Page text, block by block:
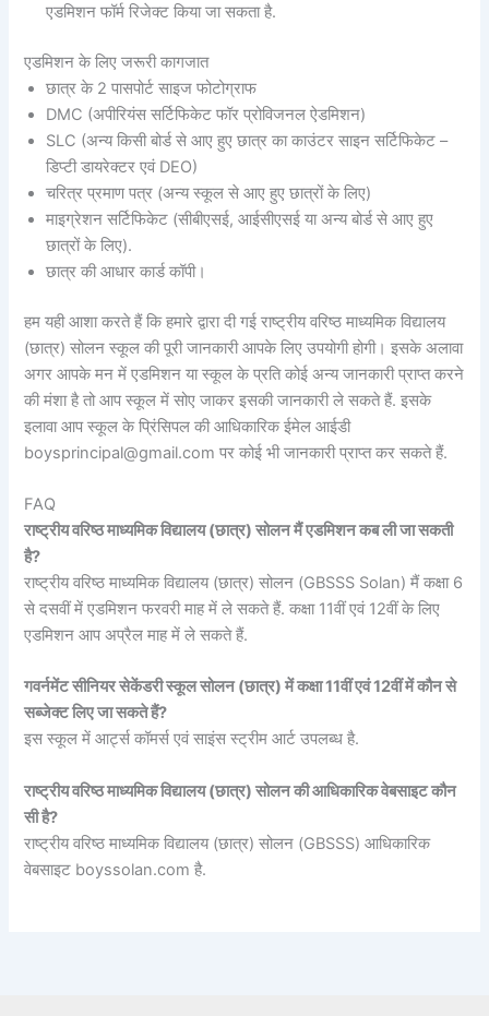
एडमिशन फॉर्म रिजेक्ट किया जा सकता है.
एडमिशन के लिए जरूरी कागजात
छात्र के 2 पासपोर्ट साइज फोटोग्राफ
DMC (अपीरियंस सर्टिफिकेट फॉर प्रोविजनल ऐडमिशन)
SLC (अन्य किसी बोर्ड से आए हुए छात्र का काउंटर साइन सर्टिफिकेट –
डिप्टी डायरेक्टर एवं DEO)
चरित्र प्रमाण पत्र (अन्य स्कूल से आए हुए छात्रों के लिए)
माइग्रेशन सर्टिफिकेट (सीबीएसई, आईसीएसई या अन्य बोर्ड से आए हुए
छात्रों के लिए).
छात्र की आधार कार्ड कॉपी।
हम यही आशा करते हैं कि हमारे द्वारा दी गई राष्ट्रीय वरिष्ठ माध्यमिक विद्यालय
(छात्र) सोलन स्कूल की पूरी जानकारी आपके लिए उपयोगी होगी। इसके अलावा
अगर आपके मन में एडमिशन या स्कूल के प्रति कोई अन्य जानकारी प्राप्त करने
की मंशा है तो आप स्कूल में सोए जाकर इसकी जानकारी ले सकते हैं. इसके
इलावा आप स्कूल के प्रिंसिपल की आधिकारिक ईमेल आईडी
boysprincipal@gmail.com पर कोई भी जानकारी प्राप्त कर सकते हैं.
FAQ
राष्ट्रीय वरिष्ठ माध्यमिक विद्यालय (छात्र) सोलन मैं एडमिशन कब ली जा सकती
है?
राष्ट्रीय वरिष्ठ माध्यमिक विद्यालय (छात्र) सोलन (GBSSS Solan) मैं कक्षा 6
से दसवीं में एडमिशन फरवरी माह में ले सकते हैं. कक्षा 11वीं एवं 12वीं के लिए
एडमिशन आप अप्रैल माह में ले सकते हैं.
गवर्नमेंट सीनियर सेकेंडरी स्कूल सोलन (छात्र) में कक्षा 11वीं एवं 12वीं में कौन से
सब्जेक्ट लिए जा सकते हैं?
इस स्कूल में आर्ट्स कॉमर्स एवं साइंस स्ट्रीम आर्ट उपलब्ध है.
राष्ट्रीय वरिष्ठ माध्यमिक विद्यालय (छात्र) सोलन की आधिकारिक वेबसाइट कौन
सी है?
राष्ट्रीय वरिष्ठ माध्यमिक विद्यालय (छात्र) सोलन (GBSSS) आधिकारिक
वेबसाइट boyssolan.com है.